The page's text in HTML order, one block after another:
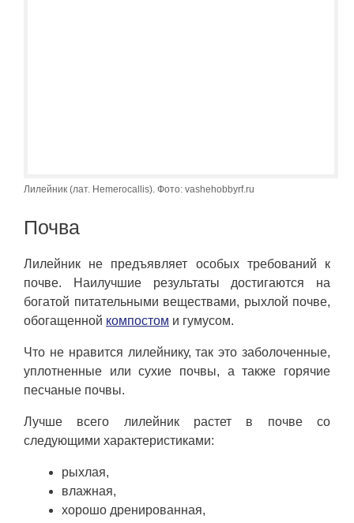
Лилейник (лат. Hemerocallis). Фото: vashehobbyrf.ru
Почва
Лилейник не предъявляет особых требований к
почве. Наилучшие результаты достигаются на
богатой питательными веществами, рыхлой почве,
обогащенной компостом и гумусом.
Что не нравится лилейнику, так это заболоченные,
уплотненные или сухие почвы, а также горячие
песчаные почвы.
Лучше всего лилейник растет в почве со
следующими характеристиками:
рыхлая,
влажная,
хорошо дренированная,